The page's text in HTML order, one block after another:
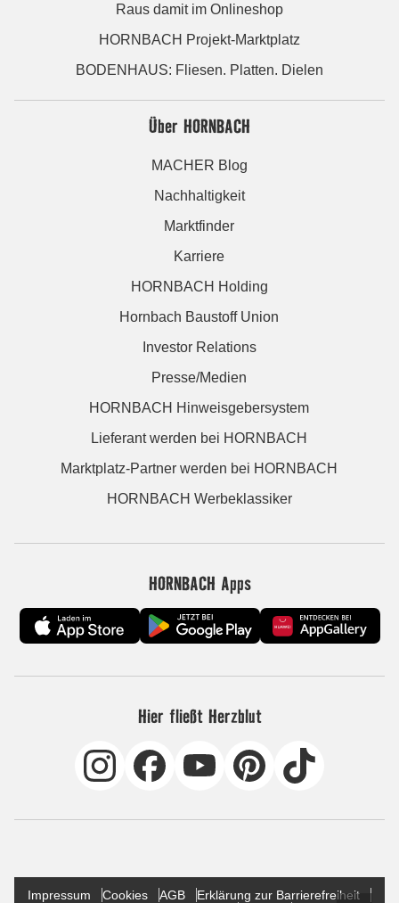
Raus damit im Onlineshop
HORNBACH Projekt-Marktplatz
BODENHAUS: Fliesen. Platten. Dielen
Über HORNBACH
MACHER Blog
Nachhaltigkeit
Marktfinder
Karriere
HORNBACH Holding
Hornbach Baustoff Union
Investor Relations
Presse/Medien
HORNBACH Hinweisgebersystem
Lieferant werden bei HORNBACH
Marktplatz-Partner werden bei HORNBACH
HORNBACH Werbeklassiker
HORNBACH Apps
Hier fließt Herzblut
Impressum Cookies AGB
Erklärung zur Barrierefreiheit